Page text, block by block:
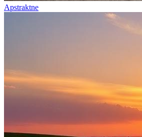
Apstraktne